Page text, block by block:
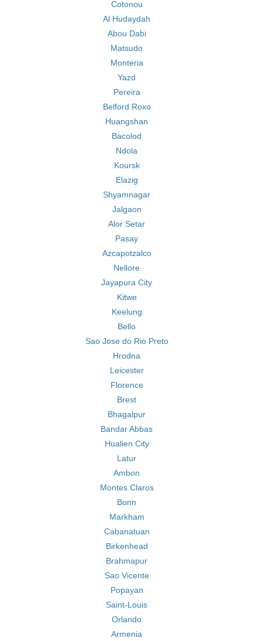
Cotonou
Al Hudaydah
Abou Dabi
Matsudo
Monteria
Yazd
Pereira
Belford Roxo
Huangshan
Bacolod
Ndola
Koursk
Elazig
Shyamnagar
Jalgaon
Alor Setar
Pasay
Azcapotzalco
Nellore
Jayapura City
Kitwe
Keelung
Bello
Sao Jose do Rio Preto
Hrodna
Leicester
Florence
Brest
Bhagalpur
Bandar Abbas
Hualien City
Latur
Ambon
Montes Claros
Bonn
Markham
Cabanatuan
Birkenhead
Brahmapur
Sao Vicente
Popayan
Saint-Louis
Orlando
Armenia